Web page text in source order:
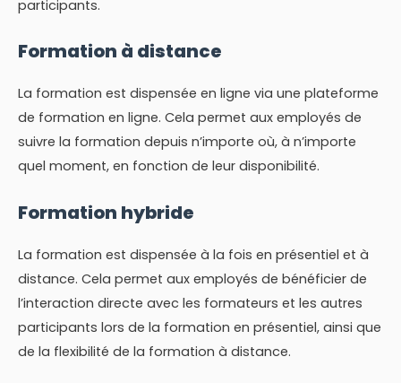
participants.
Formation à distance
La formation est dispensée en ligne via une plateforme
de formation en ligne. Cela permet aux employés de
suivre la formation depuis n’importe où, à n’importe
quel moment, en fonction de leur disponibilité.
Formation hybride
La formation est dispensée à la fois en présentiel et à
distance. Cela permet aux employés de bénéficier de
l’interaction directe avec les formateurs et les autres
participants lors de la formation en présentiel, ainsi que
de la flexibilité de la formation à distance.